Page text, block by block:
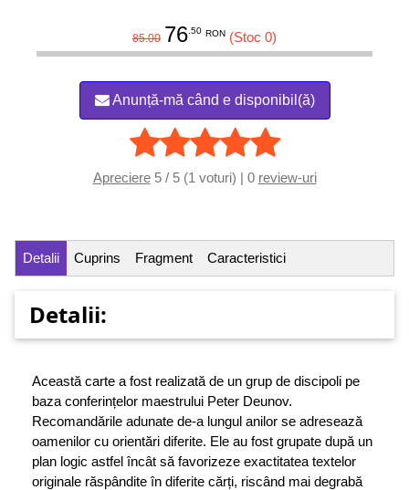
85.00 76.50 RON (Stoc 0)
Anunță-mă când e disponibil(ă)
Apreciere5 / 5 (1 voturi) | 0 review-uri
Detalii Cuprins Fragment Caracteristici
Detalii:
Această carte a fost realizată de un grup de discipoli pe
baza conferințelor maestrului Peter Deunov.
Recomandările adunate de-a lungul anilor se adresează
oamenilor cu orientări diferite. Ele au fost grupate după un
plan logic astfel încât să favorizeze exactitatea textelor
originale răspândite în diferite cărți, riscând mai degrabă